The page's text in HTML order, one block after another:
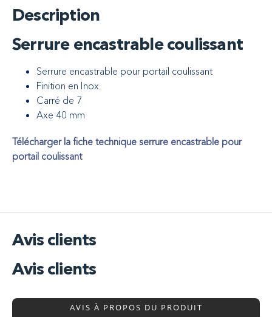
Description
Serrure encastrable coulissant
Serrure encastrable pour portail coulissant
Finition en Inox
Carré de 7
Axe 40 mm
Télécharger la fiche technique serrure encastrable pour
portail coulissant
Avis clients
Avis clients
AVIS À PROPOS DU PRODUIT